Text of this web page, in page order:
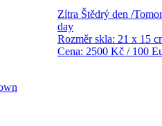
Zítra Štědrý den /
day
Rozměr skla: 21 x 15
Cena: 2500 Kč / 100